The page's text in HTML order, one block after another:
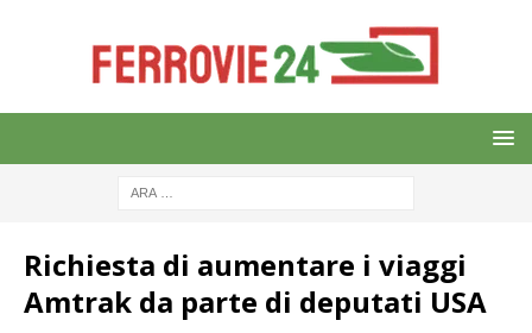
Richiesta di aumentare i viaggi
Amtrak da parte di deputati USA